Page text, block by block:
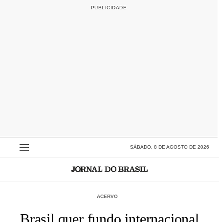
SÁBADO, 8 DE AGOSTO DE 2026
ACERVO